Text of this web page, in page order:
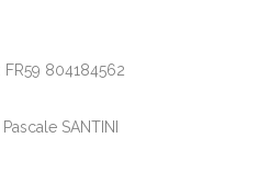
FR59 804184562
SANTINI